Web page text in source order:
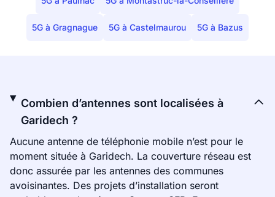
5G à Gragnague 5G à Castelmaurou 5G à Bazus
Combien d’antennes sont localisées à
Garidech ?
Aucune antenne de téléphonie mobile n’est pour le
moment située à Garidech. La couverture réseau est
donc assurée par les antennes des communes
avoisinantes. Des projets d’installation seront